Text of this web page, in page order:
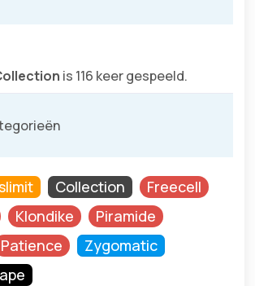
is 116 keer gespeeld.
Collection
Freecell
Klondike
Piramide
Patience
Zygomatic